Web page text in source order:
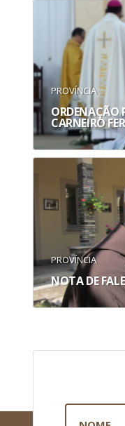
PROVÍNCIA
ORDENAÇÃO
CARNEIRO
PROVÍNCIA
NOTA DE